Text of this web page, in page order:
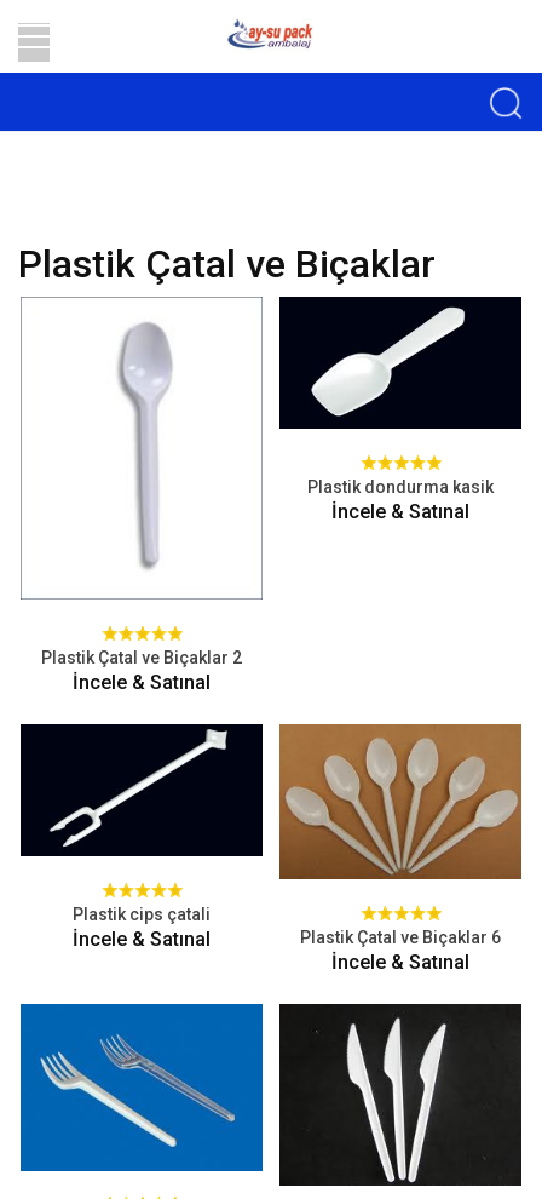
Plastik Çatal ve Biçaklar
Plastik Çatal ve Biçaklar 2
İncele & Satınal
Plastik dondurma kasik
İncele & Satınal
Plastik cips çatali
İncele & Satınal Plastik Çatal ve Biçaklar 6
İncele & Satınal